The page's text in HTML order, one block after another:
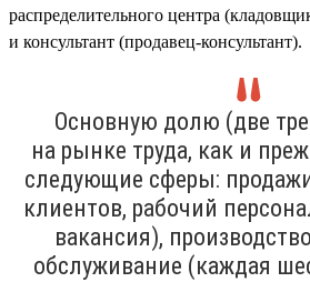
распределительного центра
и консультант (продавец-консультант).
Основную долю (две
на рынке труда, как и
следующие сферы:
клиентов, рабочий
вакансия),
обслуживание (каждая